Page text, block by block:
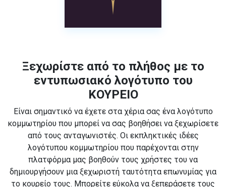
Ξεχωρίστε από το πλήθος με το
εντυπωσιακό λογότυπο του
ΚΟΥΡΕΙΟ
Είναι σημαντικό να έχετε στα χέρια σας ένα λογότυπο
κομμωτηρίου που μπορεί να σας βοηθήσει να ξεχωρίσετε
από τους ανταγωνιστές. Οι εκπληκτικές ιδέες
λογότυπου κομμωτηρίου που παρέχονται στην
πλατφόρμα μας βοηθούν τους χρήστες του να
δημιουργήσουν μια ξεχωριστή ταυτότητα επωνυμίας για
το κουρείο τους. Μπορείτε εύκολα να ξεπεράσετε τους